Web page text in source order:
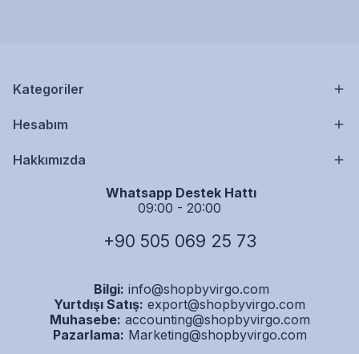
Kategoriler
Hesabım
Hakkımızda
Whatsapp Destek Hattı
09:00 - 20:00
+90 505 069 25 73
Bilgi: info@shopbyvirgo.com
Yurtdışı Satış: export@shopbyvirgo.com
Muhasebe: accounting@shopbyvirgo.com
Pazarlama: Marketing@shopbyvirgo.com